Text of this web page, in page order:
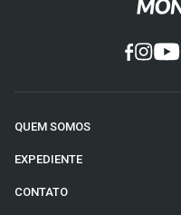
QUEM SOMOS
EXPEDIENTE
CONTATO